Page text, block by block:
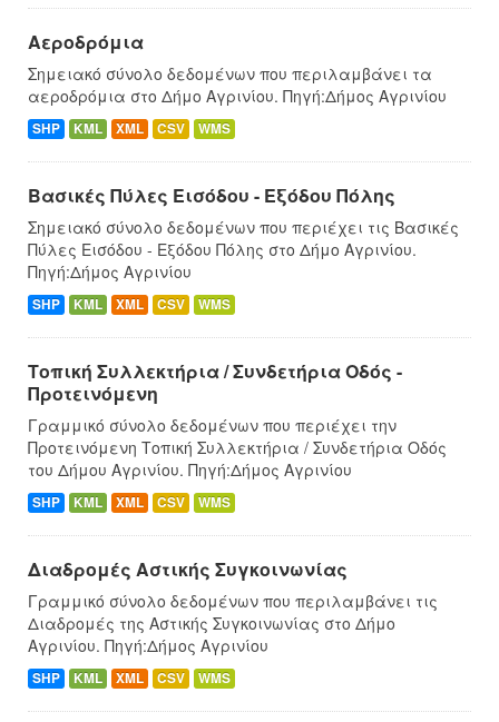
Αεροδρόμια
Σημειακό σύνολο δεδομένων που περιλαμβάνει τα
αεροδρόμια στο Δήμο Αγρινίου. Πηγή:Δήμος Αγρινίου
SHP KML XML CSV WMS
Βασικές Πύλες Εισόδου - Εξόδου Πόλης
Σημειακό σύνολο δεδομένων που περιέχει τις Βασικές
Πύλες Εισόδου - Εξόδου Πόλης στο Δήμο Αγρινίου.
Πηγή:Δήμος Αγρινίου
SHP KML XML CSV WMS
Τοπική Συλλεκτήρια / Συνδετήρια Οδός -
Προτεινόμενη
Γραμμικό σύνολο δεδομένων που περιέχει την
Προτεινόμενη Τοπική Συλλεκτήρια / Συνδετήρια Οδός
του Δήμου Αγρινίου. Πηγή:Δήμος Αγρινίου
SHP KML XML CSV WMS
Διαδρομές Αστικής Συγκοινωνίας
Γραμμικό σύνολο δεδομένων που περιλαμβάνει τις
Διαδρομές της Αστικής Συγκοινωνίας στο Δήμο
Αγρινίου. Πηγή:Δήμος Αγρινίου
SHP KML XML CSV WMS